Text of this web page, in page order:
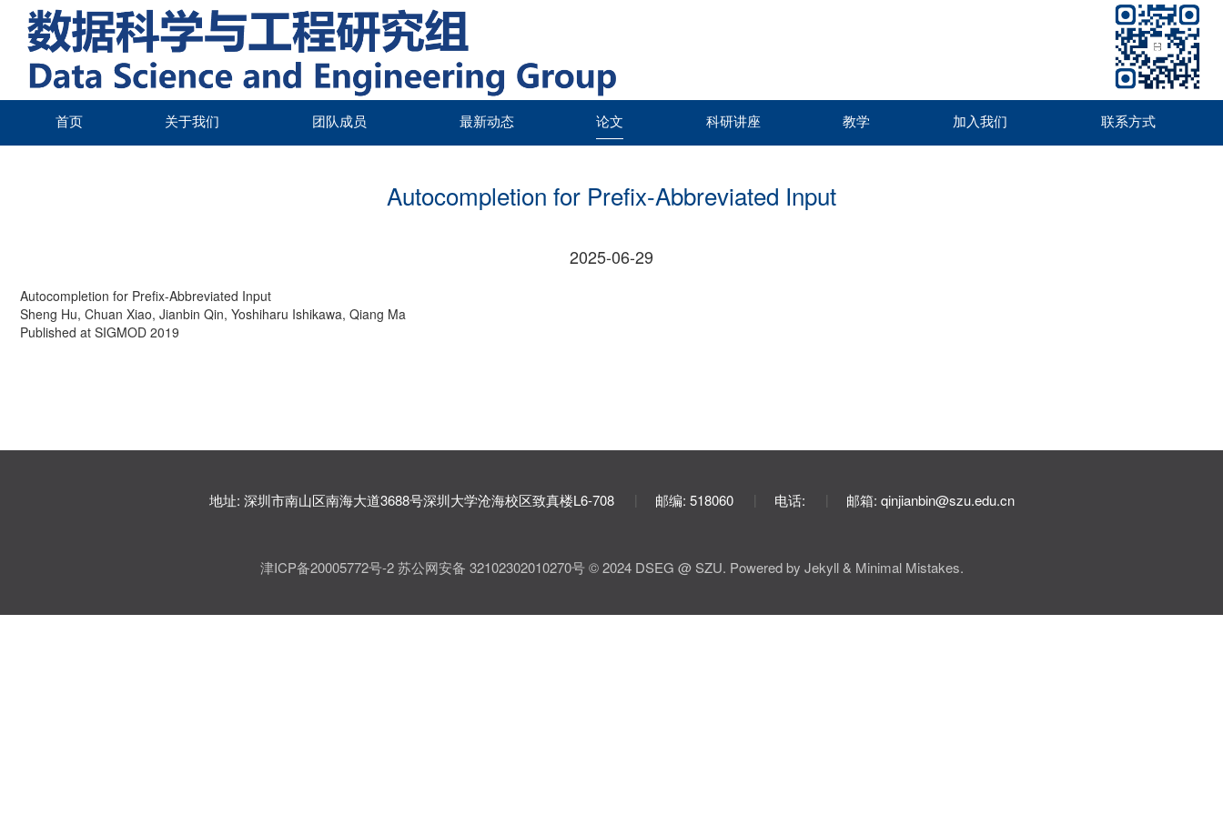
首页 关于我们 团队成员 最新动态 论文 科研讲座 教学 加入我们 联系方式
Autocompletion for Prefix-Abbreviated Input
2025-06-29
Autocompletion for Prefix-Abbreviated Input
Sheng Hu, Chuan Xiao, Jianbin Qin, Yoshiharu Ishikawa, Qiang Ma
Published at SIGMOD 2019
地址: 深圳市南山区南海大道3688号深圳大学沧海校区致真楼L6-708 | 邮编: 518060 | 电话: | 邮箱: qinjianbin@szu.edu.cn
津ICP备20005772号-2 苏公网安备 32102302010270号 © 2024 DSEG @ SZU. Powered by Jekyll & Minimal Mistakes.
首页
关于我们
科研讲座